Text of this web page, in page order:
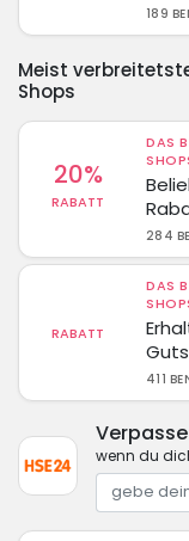
189
Meist
Shops
20%
RABATT
DAS
284
RABATT
DAS
411
wenn du